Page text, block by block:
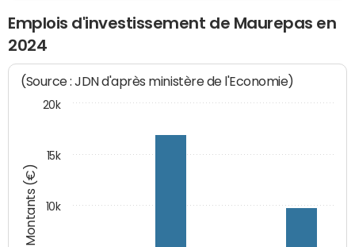
Emplois d'investissement de Maurepas en
2024
Montants (€)
(Source : JDN d'après ministère de l'Economie)
10k
15k
20k